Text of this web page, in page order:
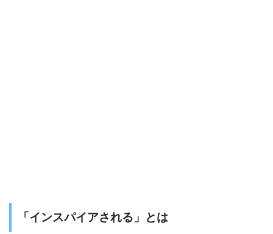
「インスパイアされる」とは